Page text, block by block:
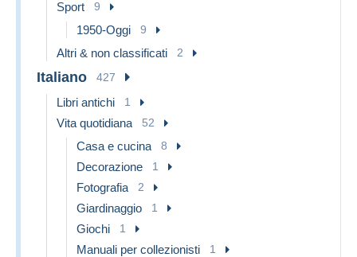
Sport 9
1950-Oggi 9
Altri & non classificati 2
Italiano 427
Libri antichi 1
Vita quotidiana 52
Casa e cucina 8
Decorazione 1
Fotografia 2
Giardinaggio 1
Giochi 1
Manuali per collezionisti 1